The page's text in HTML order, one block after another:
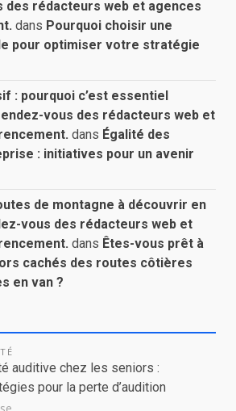
des rédacteurs web et agences
dans Pourquoi choisir une
pour optimiser votre stratégie
: pourquoi c’est essentiel
vous des rédacteurs web et
dans Égalité des
: initiatives pour un avenir
de montagne à découvrir en
vous des rédacteurs web et
dans Êtes-vous prêt à
cachés des routes côtières
en van ?
auditive chez les seniors :
pour la perte d’audition